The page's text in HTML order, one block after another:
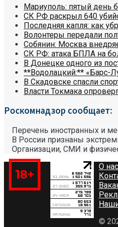
Мариуполь: пятый день
СК РФ раскрыл 640
Последняя капля: как
Волонтеры передали
Собянин: Москва
СК РФ: атака БПЛА на
В Донецке одного из
**Водолацкий:** «Барс-
В Скадовске спасли
Власти Токмака
Роскомнадзор сообщает:
Перечень иностранных и
В России признаны
Организации, СМИ и
О нас
©